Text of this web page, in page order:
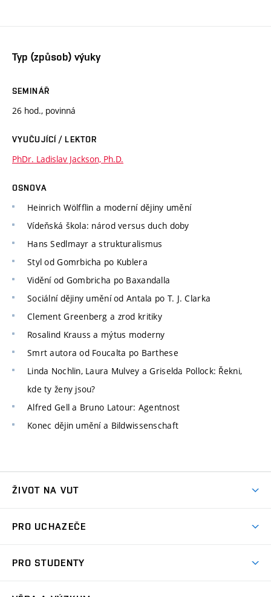
Typ (způsob) výuky
SEMINÁŘ
26 hod., povinná
VYUČUJÍCÍ / LEKTOR
PhDr. Ladislav Jackson, Ph.D.
OSNOVA
Heinrich Wölfflin a moderní dějiny umění
Vídeňská škola: národ versus duch doby
Hans Sedlmayr a strukturalismus
Styl od Gomrbicha po Kublera
Vidění od Gombricha po Baxandalla
Sociální dějiny umění od Antala po T. J. Clarka
Clement Greenberg a zrod kritiky
Rosalind Krauss a mýtus moderny
Smrt autora od Foucalta po Barthese
Linda Nochlin, Laura Mulvey a Griselda Pollock: Řekni,
kde ty ženy jsou?
Alfred Gell a Bruno Latour: Agentnost
Konec dějin umění a Bildwissenschaft
ŽIVOT NA VUT
Koleje
PRO UCHAZEČE
Dny otevřených dveří
PRO STUDENTY